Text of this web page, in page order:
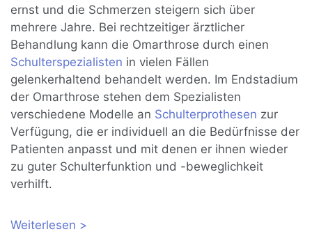
ernst und die Schmerzen steigern sich über
mehrere Jahre. Bei rechtzeitiger ärztlicher
Behandlung kann die Omarthrose durch einen
Schulterspezialisten in vielen Fällen
gelenkerhaltend behandelt werden. Im Endstadium
der Omarthrose stehen dem Spezialisten
verschiedene Modelle an Schulterprothesen zur
Verfügung, die er individuell an die Bedürfnisse der
Patienten anpasst und mit denen er ihnen wieder
zu guter Schulterfunktion und -beweglichkeit
verhilft.
Weiterlesen über Omarthrose: Gelenkerhaltende